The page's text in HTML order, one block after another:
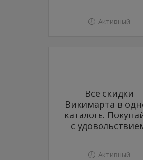
Активный
Все скидки
Викимарта в
каталоге.
с
Активный